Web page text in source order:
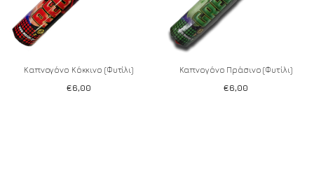
Καπνογόνο Κόκκινο (Φυτίλι)
€6,00
Καπνογόνο Πράσινο (Φυτίλι)
€6,00